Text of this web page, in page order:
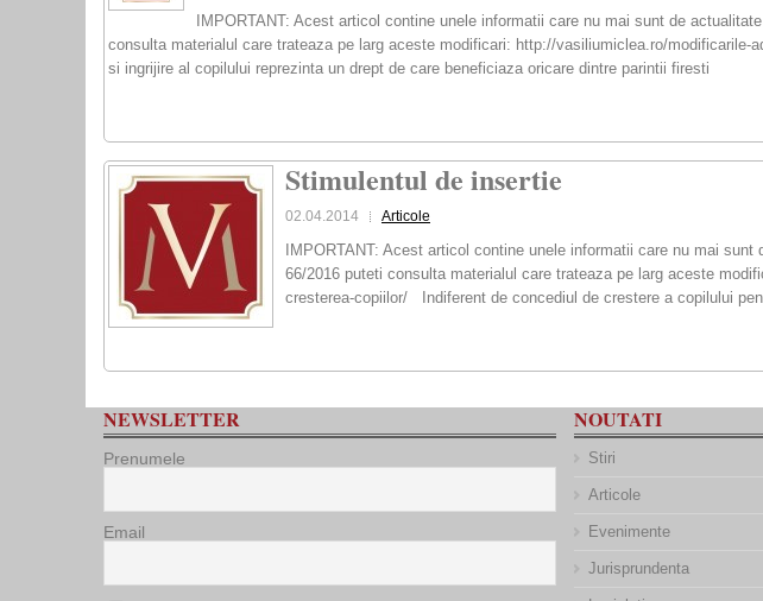
IMPORTANT: Acest articol contine unele informatii care nu mai sunt de
consulta materialul care trateaza pe larg aceste modificari: http://vasiliumiclea.ro/modificarile-
si ingrijire al copilului reprezinta un drept de care beneficiaza oricare dintre parintii firesti
Stimulentul de insertie
02.04.2014 Articole
IMPORTANT: Acest articol contine unele informatii care nu mai
66/2016 puteti consulta materialul care trateaza pe larg aceste
cresterea-copiilor/ Indiferent de concediul de crestere a copilului
NEWSLETTER
Prenumele
Email
NOUTATI
Stiri
Articole
Evenimente
Jurisprundenta